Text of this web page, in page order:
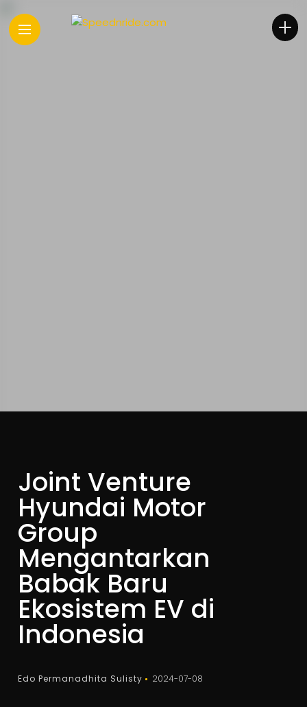
Joint Venture
Hyundai Motor
Group
Mengantarkan
Babak Baru
Ekosistem EV di
Indonesia
Edo Permanadhita Sulisty 2024-07-08